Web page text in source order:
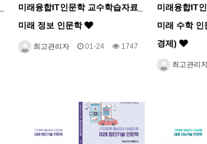
미래융합IT인문학 교수학습자료_
미래 정보 인문학
최고관리자 01-24 1747
미래융합IT
미래 수학 인
경제)
최고관리